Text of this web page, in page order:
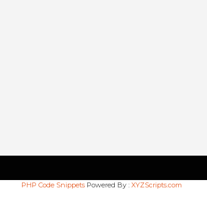
PHP Code SnippetsPowered By : XYZScripts.com